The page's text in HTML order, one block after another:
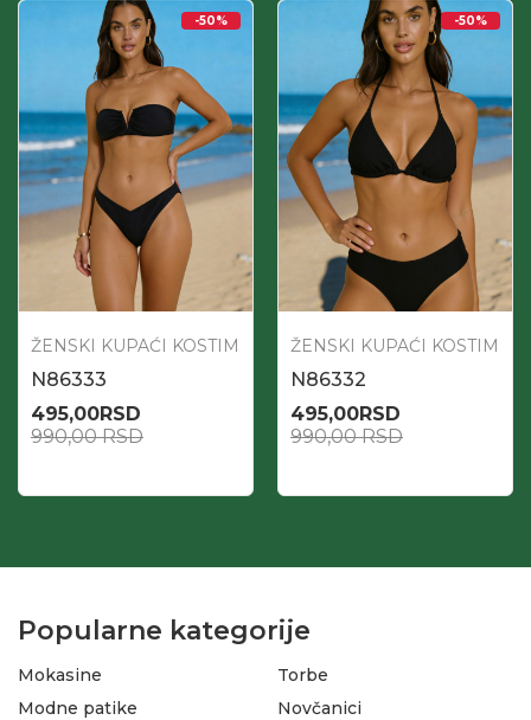
-50%
ŽENSKI KUPAĆI KOSTIM
N86333
495,00RSD
990,00RSD
-50%
ŽENSKI KUPAĆI KOSTIM
N86332
495,00RSD
990,00RSD
Popularne kategorije
Mokasine
Modne patike
Torbe
Novčanici